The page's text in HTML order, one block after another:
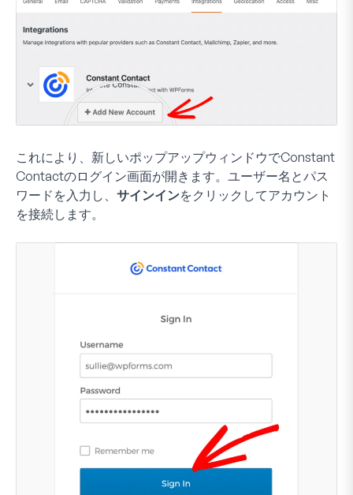
これにより、新しいポップアップウィンドウでConstant
Contactのログイン画面が開きます。ユーザー名とパス
ワードを入力し、 サインインをクリックしてアカウント
を接続します。